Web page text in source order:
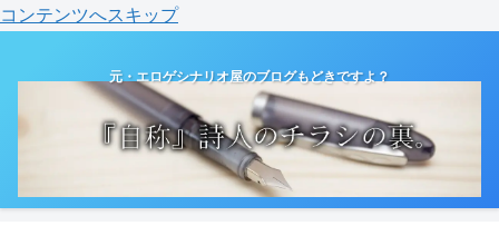
コンテンツへスキップ
元・エロゲシナリオ屋のブログもどきですよ？